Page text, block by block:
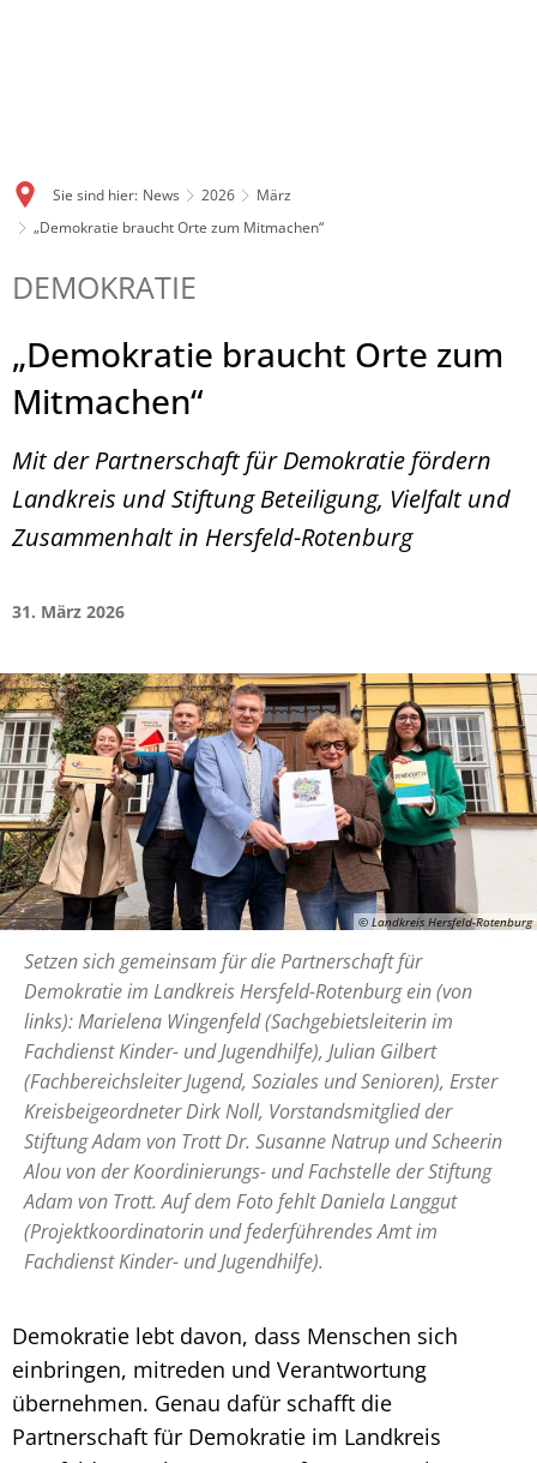
Sie sind hier: News 2026
März
„Demokratie braucht Orte zum Mitmachen“
DEMOKRATIE
„Demokratie braucht Orte zum
Mitmachen“
Mit der Partnerschaft für Demokratie fördern
Landkreis und Stiftung Beteiligung, Vielfalt und
Zusammenhalt in Hersfeld-Rotenburg
31. März 2026
© Landkreis Hersfeld-Rotenburg
Setzen sich gemeinsam für die Partnerschaft für
Demokratie im Landkreis Hersfeld-Rotenburg ein (von
links): Marielena Wingenfeld (Sachgebietsleiterin im
Fachdienst Kinder- und Jugendhilfe), Julian Gilbert
(Fachbereichsleiter Jugend, Soziales und Senioren), Erster
Kreisbeigeordneter Dirk Noll, Vorstandsmitglied der
Stiftung Adam von Trott Dr. Susanne Natrup und Scheerin
Alou von der Koordinierungs- und Fachstelle der Stiftung
Adam von Trott. Auf dem Foto fehlt Daniela Langgut
(Projektkoordinatorin und federführendes Amt im
Fachdienst Kinder- und Jugendhilfe).
Demokratie lebt davon, dass Menschen sich
einbringen, mitreden und Verantwortung
übernehmen. Genau dafür schafft die
Partnerschaft für Demokratie im Landkreis